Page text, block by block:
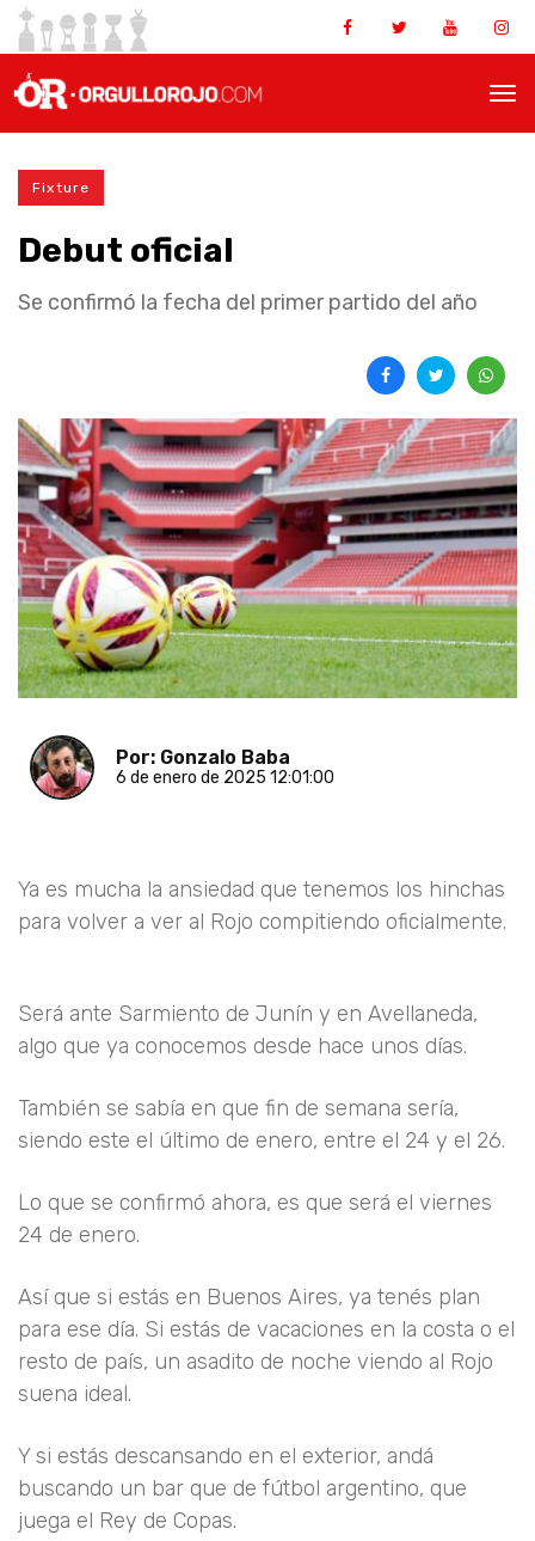
Fixture
Debut oficial
Se confirmó la fecha del primer partido del año
Por: Gonzalo Baba
6 de enero de 2025 12:01:00
Ya es mucha la ansiedad que tenemos los hinchas
para volver a ver al Rojo compitiendo oficialmente.
Será ante Sarmiento de Junín y en Avellaneda,
algo que ya conocemos desde hace unos días.
También se sabía en que fin de semana sería,
siendo este el último de enero, entre el 24 y el 26.
Lo que se confirmó ahora, es que será el viernes
24 de enero.
Así que si estás en Buenos Aires, ya tenés plan
para ese día. Si estás de vacaciones en la costa o el
resto de país, un asadito de noche viendo al Rojo
suena ideal.
Y si estás descansando en el exterior, andá
buscando un bar que de fútbol argentino, que
juega el Rey de Copas.